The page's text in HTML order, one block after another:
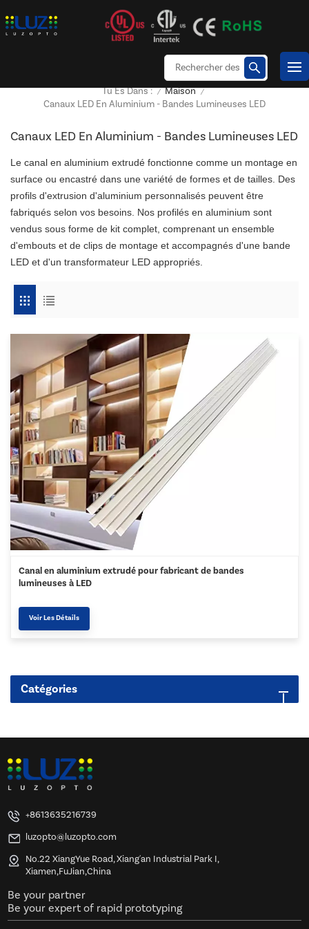
Tu Es Dans : / Maison /
Canaux LED En Aluminium - Bandes Lumineuses LED
Canaux LED En Aluminium - Bandes Lumineuses LED
Le canal en aluminium extrudé fonctionne comme un montage en
surface ou encastré dans une variété de formes et de tailles. Des
profils d'extrusion d'aluminium personnalisés peuvent être
fabriqués selon vos besoins. Nos profilés en aluminium sont
vendus sous forme de kit complet, comprenant un ensemble
d'embouts et de clips de montage et accompagnés d'une bande
LED et d'un transformateur LED appropriés.
Canal en aluminium extrudé pour fabricant de bandes
lumineuses à LED
Voir Les Détails
Catégories
+8613635216739
luzopto@luzopto.com
No.22 XiangYue Road, Xiang'an Industrial Park I,
Xiamen,FuJian,China
Be your partner
Be your expert of rapid prototyping